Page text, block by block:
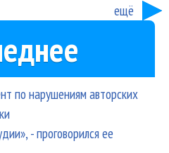
ещё
по нарушениям авторских
- проговорился ее